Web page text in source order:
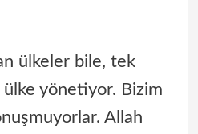
ülkeler bile, tek
yönetiyor. Bizim
Allah